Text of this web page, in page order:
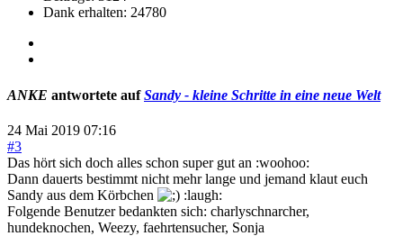
Dank erhalten: 24780
ANKE antwortete aufSandy - kleine Schritte in eine neue Welt
24 Mai 2019 07:16
#3
Das hört sich doch alles schon super gut an :woohoo:
Dann dauerts bestimmt nicht mehr lange und jemand klaut euch
Sandy aus dem Körbchen
:laugh:
Folgende Benutzer bedankten sich: charlyschnarcher,
hundeknochen, Weezy, faehrtensucher, Sonja